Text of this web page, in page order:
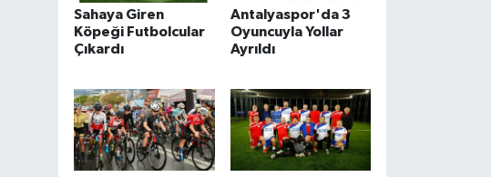
Sahaya Giren
Köpeği Futbolcular
Çıkardı
Antalyaspor'da 3
Oyuncuyla Yollar
Ayrıldı